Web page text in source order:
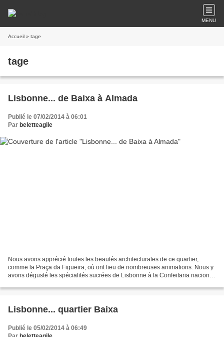
MENU
Accueil » tage
tage
Lisbonne... de Baixa à Almada
Publié le 07/02/2014 à 06:01
Par beletteagile
Nous avons apprécié toutes les beautés architecturales de ce quartier,
comme la Praça da Figueira, où ont lieu de nombreuses animations. Nous y
avons dégusté les spécialités sucrées de Lisbonne à la Confeitaria nacional,
Lisbonne... quartier Baixa
Publié le 05/02/2014 à 06:49